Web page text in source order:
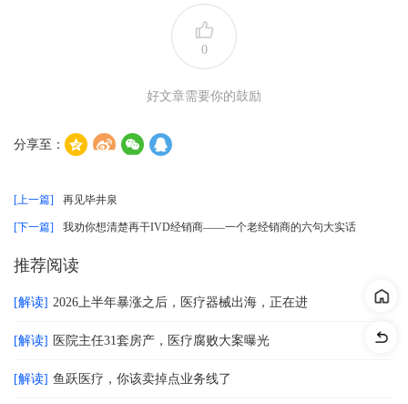
0
好文章需要你的鼓励
分享至：
[上一篇] 再见毕井泉
[下一篇] 我劝你想清楚再干IVD经销商——一个老经销商的六句大实话
推荐阅读
[解读] 2026上半年暴涨之后，医疗器械出海，正在进
[解读] 医院主任31套房产，医疗腐败大案曝光
[解读] 鱼跃医疗，你该卖掉点业务线了